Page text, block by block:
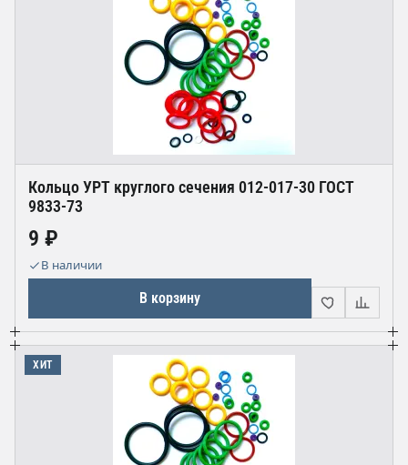
Кольцо УРТ круглого сечения 012-017-30 ГОСТ
9833-73
9 ₽
В наличии
В корзину
ХИТ